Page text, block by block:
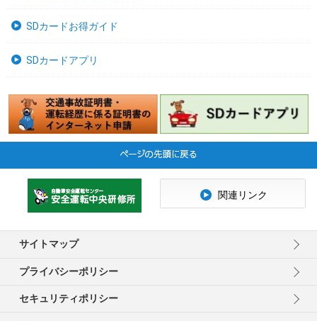
SDカードお得ガイド
SDカードアプリ
サイトマップ
プライバシーポリシー
セキュリティポリシー
関連リンク